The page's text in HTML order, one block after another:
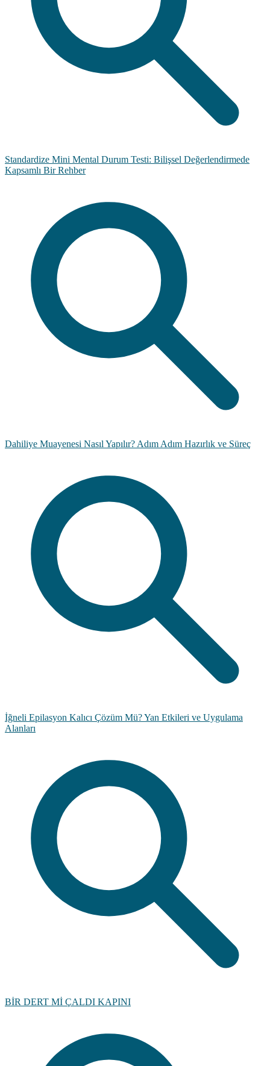
Standardize Mini Mental Durum Testi: Bilişsel Değerlendirmede
Kapsamlı Bir Rehber
Dahiliye Muayenesi Nasıl Yapılır? Adım Adım Hazırlık ve Süreç
İğneli Epilasyon Kalıcı Çözüm Mü? Yan Etkileri ve Uygulama
Alanları
BİR DERT Mİ ÇALDI KAPINI